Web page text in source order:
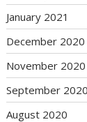
January 2021
December 2020
November 2020
September 2020
August 2020